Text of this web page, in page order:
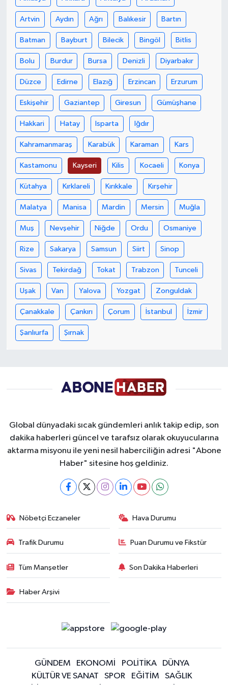
Artvin Aydın Ağrı Balıkesir Bartın
Batman Bayburt Bilecik Bingöl Bitlis
Bolu Burdur Bursa Denizli Diyarbakır
Düzce Edirne Elazığ Erzincan Erzurum
Eskişehir Gaziantep Giresun Gümüşhane
Hakkari Hatay Isparta Iğdır
Kahramanmaraş Karabük Karaman Kars
Kastamonu Kayseri Kilis Kocaeli Konya
Kütahya Kırklareli Kırıkkale Kırşehir
Malatya Manisa Mardin Mersin Muğla
Muş Nevşehir Niğde Ordu Osmaniye
Rize Sakarya Samsun Siirt Sinop
Sivas Tekirdağ Tokat Trabzon Tunceli
Uşak Van Yalova Yozgat Zonguldak
Çanakkale Çankırı Çorum İstanbul İzmir
Şanlıurfa Şırnak
Global dünyadaki sıcak gündemleri anlık takip edip, son
dakika haberleri güncel ve tarafsız olarak okuyucularına
aktarma misyonu ile yeni nesil haberciliğin adresi "Abone
Haber" sitesine hoş geldiniz.
Nöbetçi Eczaneler Hava Durumu
Trafik Durumu Puan Durumu ve Fikstür
Tüm Manşetler Son Dakika Haberleri
Haber Arşivi
GÜNDEM EKONOMİ POLİTİKA
DÜNYA
KÜLTÜR VE SANAT
SPOR EĞİTİM
SAĞLIK
Yaşam
Yerel
AboneHaber Özel